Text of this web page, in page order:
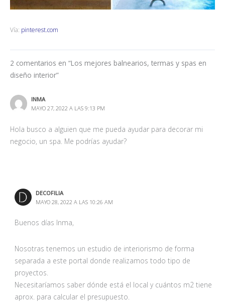
Vía: pinterest.com
2 comentarios en “Los mejores balnearios, termas y spas en
diseño interior”
INMA
MAYO 27, 2022 A LAS 9:13 PM
Hola busco a alguien que me pueda ayudar para decorar mi
negocio, un spa. Me podrías ayudar?
DECOFILIA
MAYO 28, 2022 A LAS 10:26 AM
Buenos días Inma,
Nosotras tenemos un estudio de interiorismo de forma
separada a este portal donde realizamos todo tipo de
proyectos.
Necesitaríamos saber dónde está el local y cuántos m2 tiene
aprox. para calcular el presupuesto.